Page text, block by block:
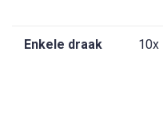
Enkele draak 10x